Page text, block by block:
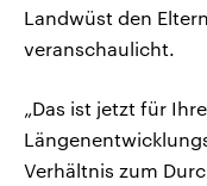
Landwüst den
veranschaulicht.
„Das ist jetzt für
Verhältnis zum